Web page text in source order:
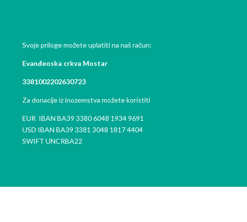
Svoje priloge možete uplatiti na naš račun:
Evanđeoska crkva Mostar
3381002202630723
Za donacije iz inozemstva možete koristiti
EUR IBAN BA39 3380 6048 1934 9691
USD IBAN BA39 3381 3048 1817 4404
SWIFT UNCRBA22